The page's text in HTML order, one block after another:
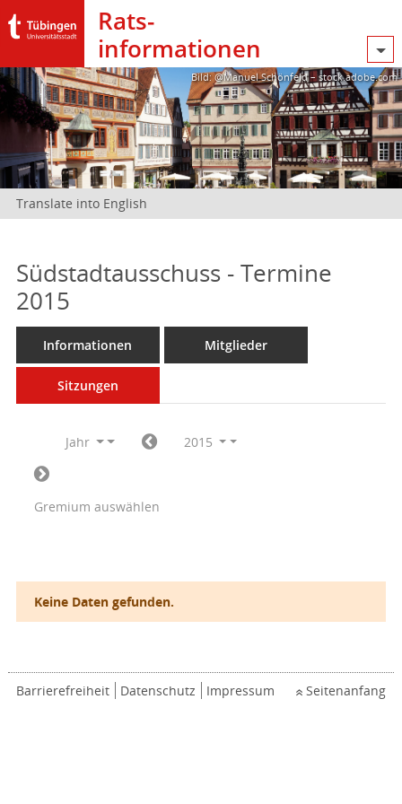
Rats­
informationen
Bild: @Manuel Schönfeld – stock.adobe.com
Translate into English
Südstadtausschuss - Termine
2015
Informationen Mitglieder
Sitzungen
Jahr 2015
Gremium auswählen
Keine Daten gefunden.
Barrierefreiheit Datenschutz Impressum Seitenanfang